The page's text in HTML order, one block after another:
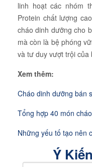
linh hoạt các nhóm
Protein chất lượng
cháo dinh dưỡng cho
mà còn là bệ phóng
và tư duy vượt trội của
Xem thêm:
Cháo dinh dưỡng bán
Tổng hợp 40 món
Những yếu tố tạo nên
Ý